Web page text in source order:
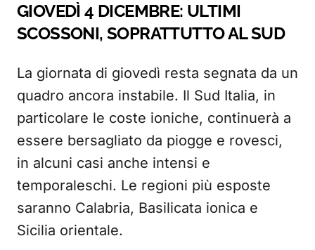
GIOVEDÌ 4 DICEMBRE: ULTIMI
SCOSSONI, SOPRATTUTTO AL SUD
La giornata di giovedì resta segnata da un
quadro ancora instabile. Il Sud Italia, in
particolare le coste ioniche, continuerà a
essere bersagliato da piogge e rovesci,
in alcuni casi anche intensi e
temporaleschi. Le regioni più esposte
saranno Calabria, Basilicata ionica e
Sicilia orientale.